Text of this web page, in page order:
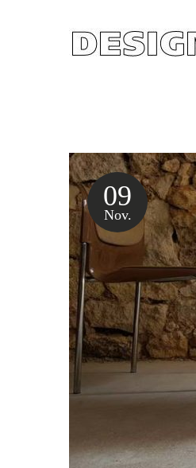
09
Nov.